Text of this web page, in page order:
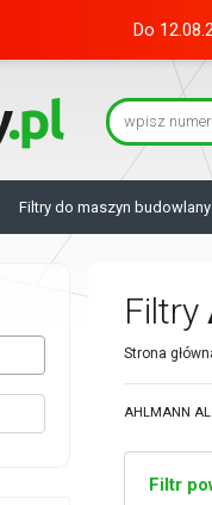
Do
Filtry do maszyn
Filtry
Strona
AHLMANN
Filtr